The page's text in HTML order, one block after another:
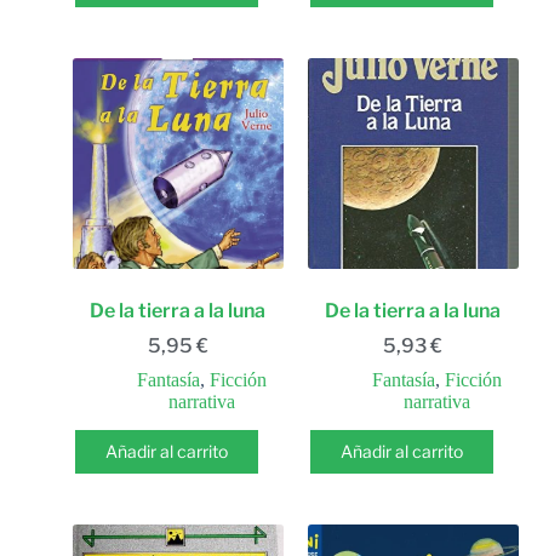
De la tierra a la luna
5,95 €
Fantasía,Ficción
narrativa
Añadir al carrito
De la tierra a la luna
5,93€
Fantasía,Ficción
narrativa
Añadir al carrito